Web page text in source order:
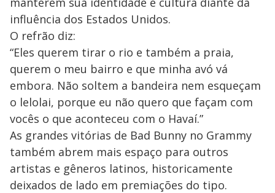
influência dos Estados Unidos.
O refrão diz:
“Eles querem tirar o rio e também a praia,
querem o meu bairro e que minha avó vá
embora. Não soltem a bandeira nem esqueçam
o lelolai, porque eu não quero que façam com
vocês o que aconteceu com o Havaí.”
As grandes vitórias de Bad Bunny no Grammy
também abrem mais espaço para outros
artistas e gêneros latinos, historicamente
deixados de lado em premiações do tipo.